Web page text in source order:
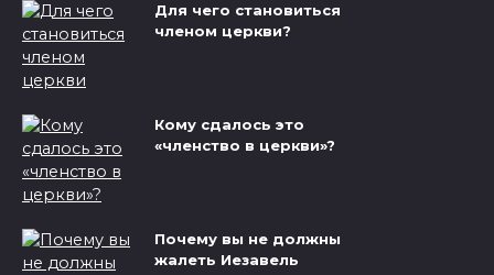
Для чего становиться
членом церкви?
Кому сдалось это
«членство в церкви»?
Почему вы не должны
жалеть Иезавель